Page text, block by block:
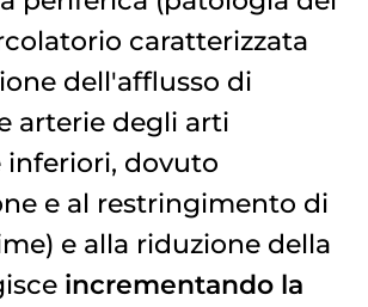
caratterizzata
dell'afflusso di
arterie degli arti
inferiori, dovuto
e al restringimento di
e alla riduzione della
incrementando la